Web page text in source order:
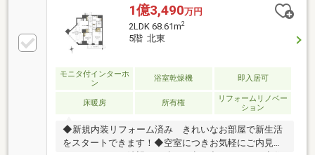
した共用施設 ・ゲストルーム ・集会室 ・屋上庭
園 スカイビューラウンジ ・ラウンジ（1・2階部
分） ・トレーニングジム ・来客用駐車場〇各階ゴ
ミ置場有り（24時間ゴミ出し可能）〇ペット飼育可
み〇分譲会社：サンウッド・東急不動産・東京建物〇
施工会社：竹中工務店〇管理会社：森ビルエステート
サービス
1億3,490万円
2LDK 68.61m2
5階 北東
モニタ付インターホ
ン
浴室乾燥機 即入居可
床暖房 所有権
リフォームリノベー
ション
◆新規内装リフォーム済み きれいなお部屋で新生活
をスタートできます！◆空室につきお気軽にご内見い